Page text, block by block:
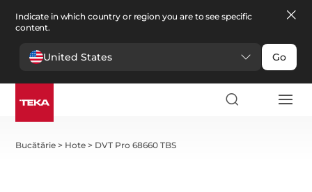
Indicate in which country or region you are to see specific
content.
United States Go
Bucătărie > Hote > DVT Pro 68660 TBS